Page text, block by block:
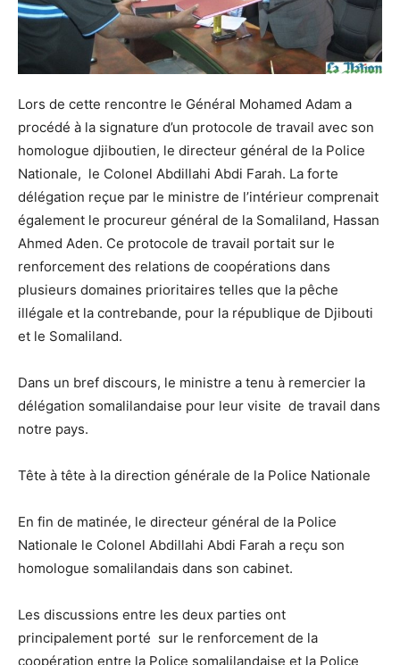
Lors de cette rencontre le Général Mohamed Adam a
procédé à la signature d’un protocole de travail avec son
homologue djiboutien, le directeur général de la Police
Nationale, le Colonel Abdillahi Abdi Farah. La forte
délégation reçue par le ministre de l’intérieur comprenait
également le procureur général de la Somaliland, Hassan
Ahmed Aden. Ce protocole de travail portait sur le
renforcement des relations de coopérations dans
plusieurs domaines prioritaires telles que la pêche
illégale et la contrebande, pour la république de Djibouti
et le Somaliland.
Dans un bref discours, le ministre a tenu à remercier la
délégation somalilandaise pour leur visite de travail dans
notre pays.
Tête à tête à la direction générale de la Police Nationale
En fin de matinée, le directeur général de la Police
Nationale le Colonel Abdillahi Abdi Farah a reçu son
homologue somalilandais dans son cabinet.
Les discussions entre les deux parties ont
principalement porté sur le renforcement de la
coopération entre la Police somalilandaise et la Police